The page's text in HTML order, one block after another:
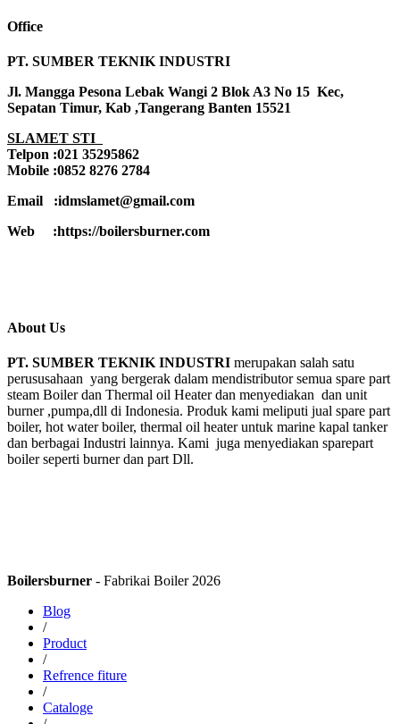
Office
PT. SUMBER TEKNIK INDUSTRI
Jl. Mangga Pesona Lebak Wangi 2 Blok A3 No 15 Kec,
Sepatan Timur, Kab ,Tangerang Banten 15521
SLAMET STI
Telpon :021 35295862
Mobile :0852 8276 2784
Email :idmslamet@gmail.com
Web :https://boilersburner.com
About Us
PT. SUMBER TEKNIK INDUSTRI merupakan salah satu
perususahaan yang bergerak dalam mendistributor semua spare part
steam Boiler dan Thermal oil Heater dan menyediakan dan unit
burner ,pumpa,dll di Indonesia. Produk kami meliputi jual spare part
boiler, hot water boiler, thermal oil heater untuk marine kapal tanker
dan berbagai Industri lainnya. Kami juga menyediakan sparepart
boiler seperti burner dan part Dll.
Boilersburner - Fabrikai Boiler 2026
Blog
/
Product
/
Refrence fiture
/
Cataloge